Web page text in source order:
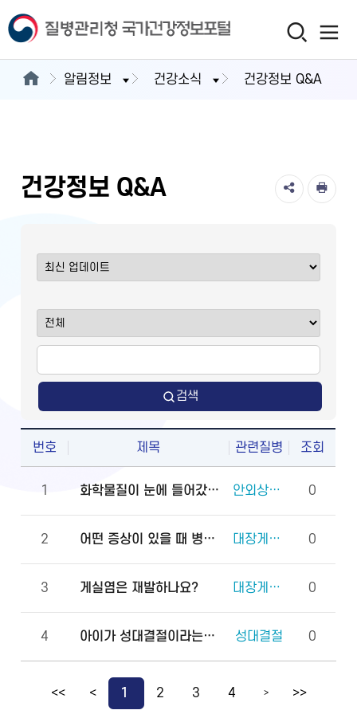
알림정보 건강소식 건강정보 Q&A
건강정보 Q&A
검색
번호 제목 관련질병 조회
1 화학물질이 눈에 들어갔을 때 안과에 먼저 가야 하나요, 물로 먼저 씻어야 하나요? 안외상(각막화상) 0
2 어떤 증상이 있을 때 병원에 바로 가야 하나요? 대장게실증 0
3 게실염은 재발하나요? 대장게실증 0
4 아이가 성대결절이라는데 놔두어도 괜찮은 건가요? 성대결절 0
<< < 1 2 3 4 > >>